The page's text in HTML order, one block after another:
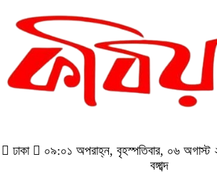
ঢাকা
০৯:০১ অপরাহ্ন, বৃহস্পতিবার, ০৬
বঙ্গাব্দ